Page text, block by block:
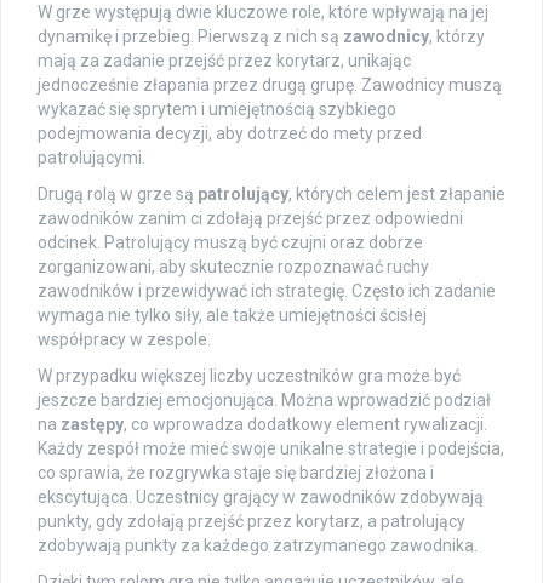
W grze występują dwie kluczowe role, które wpływają na jej
dynamikę i przebieg. Pierwszą z nich są zawodnicy, którzy
mają za zadanie przejść przez korytarz, unikając
jednocześnie złapania przez drugą grupę. Zawodnicy muszą
wykazać się sprytem i umiejętnością szybkiego
podejmowania decyzji, aby dotrzeć do mety przed
patrolującymi.
Drugą rolą w grze są patrolujący, których celem jest złapanie
zawodników zanim ci zdołają przejść przez odpowiedni
odcinek. Patrolujący muszą być czujni oraz dobrze
zorganizowani, aby skutecznie rozpoznawać ruchy
zawodników i przewidywać ich strategię. Często ich zadanie
wymaga nie tylko siły, ale także umiejętności ścisłej
współpracy w zespole.
W przypadku większej liczby uczestników gra może być
jeszcze bardziej emocjonująca. Można wprowadzić podział
na zastępy, co wprowadza dodatkowy element rywalizacji.
Każdy zespół może mieć swoje unikalne strategie i podejścia,
co sprawia, że rozgrywka staje się bardziej złożona i
ekscytująca. Uczestnicy grający w zawodników zdobywają
punkty, gdy zdołają przejść przez korytarz, a patrolujący
zdobywają punkty za każdego zatrzymanego zawodnika.